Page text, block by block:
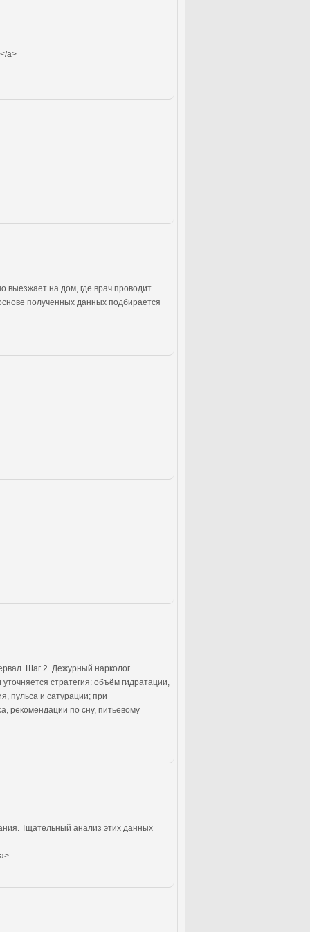
a>
выезжает на дом, где врач проводит
полученных данных подбирается
Шаг 2. Дежурный нарколог
стратегия: объём гидратации,
пульса и сатурации; при
рекомендации по сну, питьевому
Тщательный анализ этих данных